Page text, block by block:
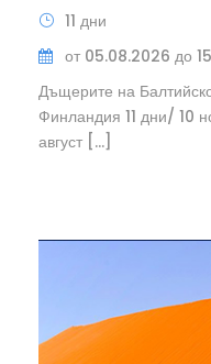
11 дни
от 05.08.2026 до
Дъщерите на
Финландия 11 дни/ 10
август […]